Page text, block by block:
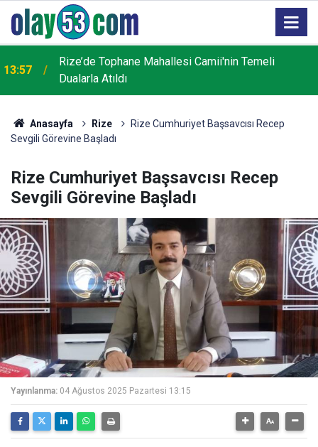
13:57
Rize’de Tophane Mahallesi Camii'nin Temeli
Dualarla Atıldı
Anasayfa Rize
Rize Cumhuriyet Başsavcısı Recep
Sevgili Görevine Başladı
Rize Cumhuriyet Başsavcısı Recep
Sevgili Görevine Başladı
Yayınlanma: 04 Ağustos 2025 Pazartesi 13:15